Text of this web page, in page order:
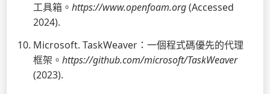
工具箱。 https://www.openfoam.org(Accessed
2024).
Microsoft. TaskWeaver：一個程式碼優先的代理
框架。 https://github.com/microsoft/TaskWeaver
(2023).